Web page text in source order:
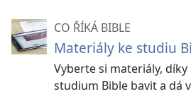
CO ŘÍKÁ BIBLE
Materiály ke studiu
Vyberte si materiály,
studium Bible bavit a dá